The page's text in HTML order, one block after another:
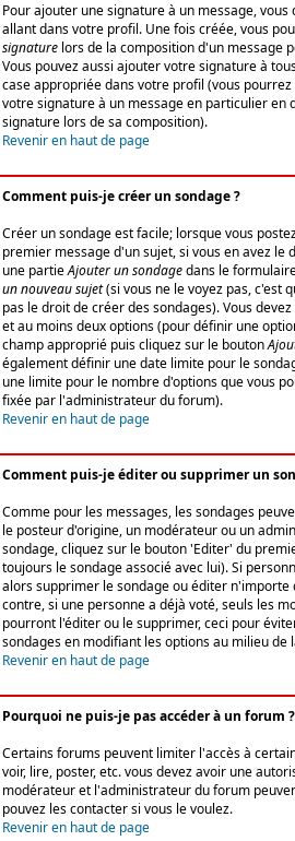
Pour ajouter une signature à un message,
allant dans votre profil. Une fois créée, vous
signature lors de la composition d'un message
Vous pouvez aussi ajouter votre signature à
case appropriée dans votre profil (vous
votre signature à un message en particulier en
signature lors de sa composition).
Revenir en haut de page
Comment puis-je créer un sondage ?
Créer un sondage est facile; lorsque vous
premier message d'un sujet, si vous en avez le
une partieAjouter un sondagedans le
un nouveau sujet(si vous ne le voyez pas, c'est
pas le droit de créer des sondages). Vous
et au moins deux options (pour définir une
champ approprié puis cliquez sur le bouton
également définir une date limite pour le
une limite pour le nombre d'options que vous
fixée par l'administrateur du forum).
Revenir en haut de page
Comment puis-je éditer ou supprimer un
Comme pour les messages, les sondages
le posteur d'origine, un modérateur ou un
sondage, cliquez sur le bouton 'Editer' du
toujours le sondage associé avec lui). Si
alors supprimer le sondage ou éditer n'importe
contre, si une personne a déjà voté, seuls les
pourront l'éditer ou le supprimer, ceci pour
sondages en modifiant les options au milieu de
Revenir en haut de page
Pourquoi ne puis-je pas accéder à un forum ?
Certains forums peuvent limiter l'accès à
voir, lire, poster, etc. vous devez avoir une
modérateur et l'administrateur du forum
pouvez les contacter si vous le voulez.
Revenir en haut de page